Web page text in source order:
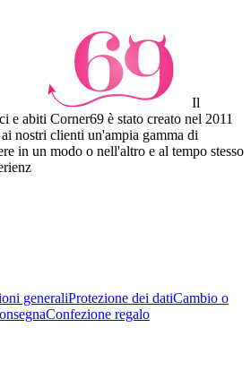
Il
e abiti Corner69 è stato creato nel 2011
nostri clienti un'ampia gamma di
in un modo o nell'altro e al tempo stesso
generaliProtezione dei datiCambio o
Confezione regalo